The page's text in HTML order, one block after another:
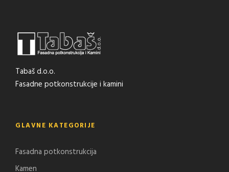
Tabaš d.o.o.
Fasadne potkonstrukcije i kamini
GLAVNE KATEGORIJE
Fasadna potkonstrukcija
Kamen